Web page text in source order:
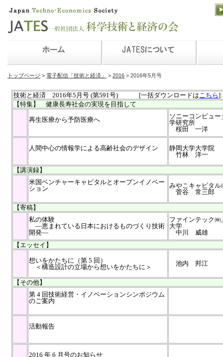
トップページ > 電子配信「技術と経済」 > 2016 > 2016年5月号